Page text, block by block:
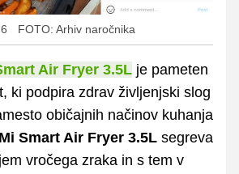
FOTO: Arhiv naročnika
Air Fryer 3.5L je pameten
ki podpira zdrav življenjski slog
običajnih načinov kuhanja
Mi Smart Air Fryer 3.5L segreva
vročega zraka in s tem v